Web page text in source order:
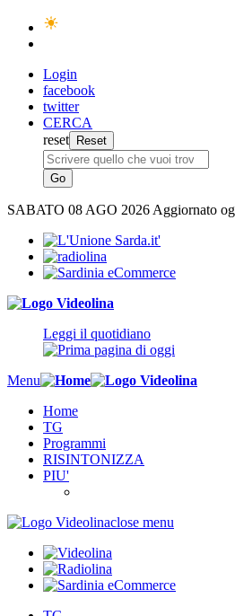
Login
facebook
twitter
CERCA
reset
SABATO 08 AGO 2026 Aggiornato
Leggi il quotidiano
Menu
Home
TG
Programmi
RISINTONIZZA
PIU'
close menu